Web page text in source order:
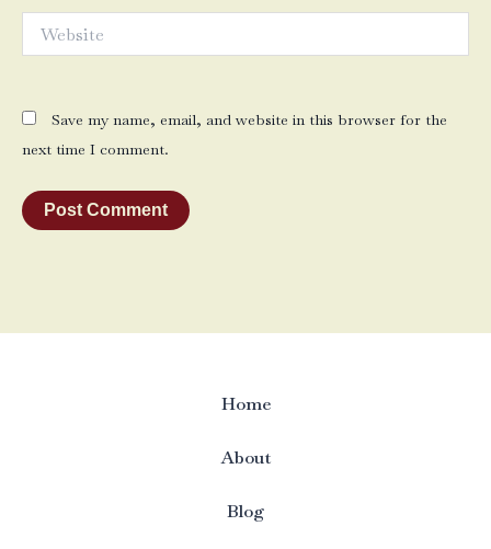
Save my name, email, and website in this browser for the
next time I comment.
Home
About
Blog